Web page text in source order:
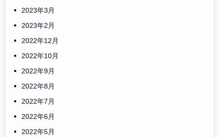
2023年3月
2023年2月
2022年12月
2022年10月
2022年9月
2022年8月
2022年7月
2022年6月
2022年5月